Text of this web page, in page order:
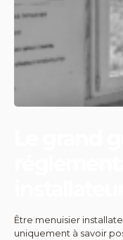
Être menuisier
uniquement à savoir